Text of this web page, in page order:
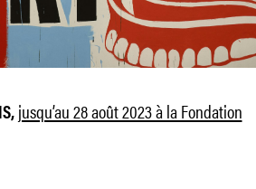
jusqu’au 28 août 2023 à la Fondation